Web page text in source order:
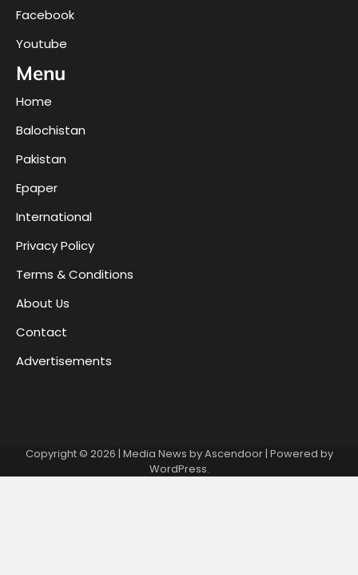
Facebook
Youtube
Menu
Home
Balochistan
Pakistan
Epaper
International
Privacy Policy
Terms & Conditions
About Us
Contact
Advertisements
Copyright © 2026 | Media News byAscendoor| Powered by
WordPress.